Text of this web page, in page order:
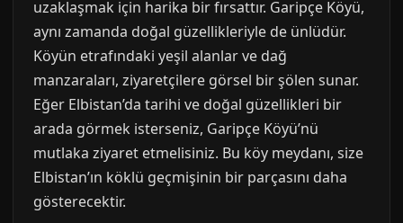
uzaklaşmak için harika bir fırsattır. Garipçe Köyü,
aynı zamanda doğal güzellikleriyle de ünlüdür.
Köyün etrafındaki yeşil alanlar ve dağ
manzaraları, ziyaretçilere görsel bir şölen sunar.
Eğer Elbistan’da tarihi ve doğal güzellikleri bir
arada görmek isterseniz, Garipçe Köyü’nü
mutlaka ziyaret etmelisiniz. Bu köy meydanı, size
Elbistan’ın köklü geçmişinin bir parçasını daha
gösterecektir.